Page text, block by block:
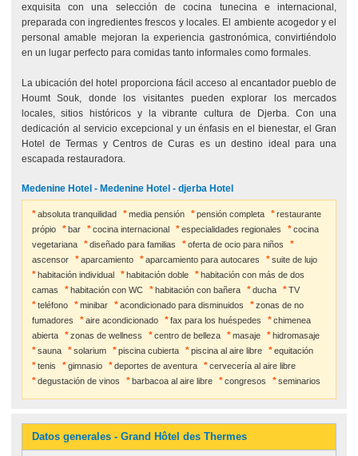
exquisita con una selección de cocina tunecina e internacional,
preparada con ingredientes frescos y locales. El ambiente acogedor y el
personal amable mejoran la experiencia gastronómica, convirtiéndolo
en un lugar perfecto para comidas tanto informales como formales.
La ubicación del hotel proporciona fácil acceso al encantador pueblo de
Houmt Souk, donde los visitantes pueden explorar los mercados
locales, sitios históricos y la vibrante cultura de Djerba. Con una
dedicación al servicio excepcional y un énfasis en el bienestar, el Gran
Hotel de Termas y Centros de Curas es un destino ideal para una
escapada restauradora.
Medenine Hotel - Medenine Hotel - djerba Hotel
absoluta tranquilidad media pensión pensión completa
restaurante
própio
bar cocina internacional especialidades regionales
cocina
vegetariana
diseñado para familias
oferta de ocio para niños
ascensor
aparcamiento aparcamiento para autocares
suite de lujo
habitación individual
habitación doble
habitación con más de dos
camas
habitación con WC habitación con bañera ducha
TV
teléfono
minibar acondicionado para disminuidos
zonas de no
fumadores
aire acondicionado fax para los huéspedes
chimenea
abierta
zonas de wellness centro de belleza masaje
hidromasaje
sauna
solarium piscina cubierta piscina al aire libre
equitación
tenis
gimnasio deportes de aventura
cervecería al aire libre
degustación de vinos
barbacoa al aire libre congresos seminarios
Datos generales - Grand Hôtel des Thermes